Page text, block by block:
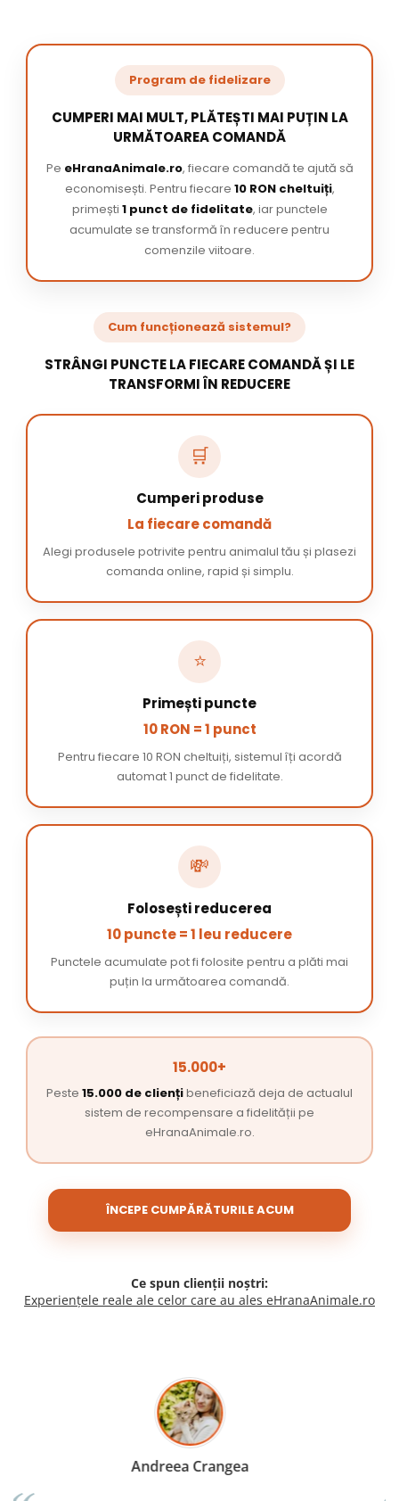
Program de fidelizare
CUMPERI MAI MULT, PLĂTEȘTI MAI PUȚIN LA
URMĂTOAREA COMANDĂ
Pe eHranaAnimale.ro, fiecare comandă te ajută să
economisești. Pentru fiecare 10 RON cheltuiți,
primești 1 punct de fidelitate, iar punctele
acumulate se transformă în reducere pentru
comenzile viitoare.
Cum funcționează sistemul?
STRÂNGI PUNCTE LA FIECARE COMANDĂ ȘI LE
TRANSFORMI ÎN REDUCERE
🛒
Cumperi produse
La fiecare comandă
Alegi produsele potrivite pentru animalul tău și plasezi
comanda online, rapid și simplu.
⭐
Primești puncte
10 RON = 1 punct
Pentru fiecare 10 RON cheltuiți, sistemul îți acordă
automat 1 punct de fidelitate.
💸
Folosești reducerea
10 puncte = 1 leu reducere
Punctele acumulate pot fi folosite pentru a plăti mai
puțin la următoarea comandă.
15.000+
Peste 15.000 de cliențibeneficiază deja de actualul
sistem de recompensare a fidelității pe
eHranaAnimale.ro.
ÎNCEPE CUMPĂRĂTURILE ACUM
Ce spun clienții noștri:
Experiențele reale ale celor care au ales eHranaAnimale.ro
Madalina Stancea